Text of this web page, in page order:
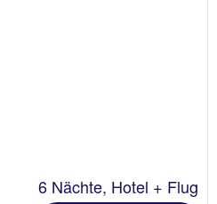
6 Nächte, Hotel + Flug